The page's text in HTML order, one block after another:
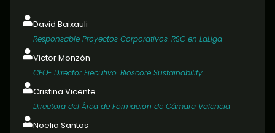
David Baixauli
Responsable Proyectos Corporativos. RSC en LaLiga
Victor Monzón
CEO- Director Ejecutivo. Bioscore Sustainability
Cristina Vicente
Directora del Área de Formación de Cámara Valencia
Noelia Santos